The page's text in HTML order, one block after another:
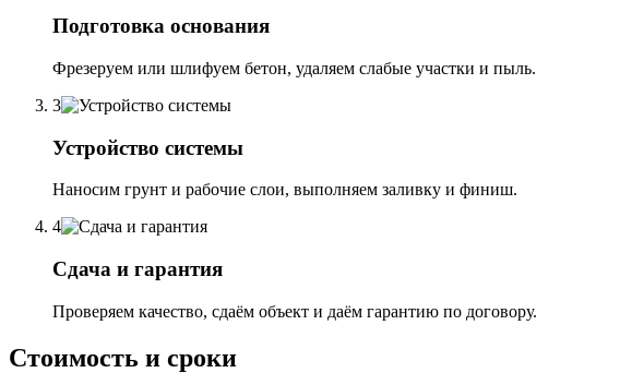
Подготовка основания
Фрезеруем или шлифуем бетон, удаляем слабые участки и пыль.
3
Устройство системы
Наносим грунт и рабочие слои, выполняем заливку и финиш.
4
Сдача и гарантия
Проверяем качество, сдаём объект и даём гарантию по договору.
Стоимость и сроки